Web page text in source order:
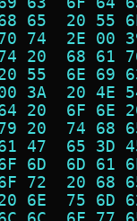
65  20
74  2E
20  68
55  6E
3A  20
20  6F
20  74
47  65
6D  6D
72  20
6E  75